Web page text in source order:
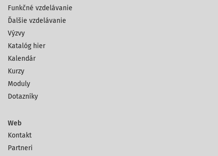
Funkčné vzdelávanie
Ďalšie vzdelávanie
Výzvy
Katalóg hier
Kalendár
Kurzy
Moduly
Dotazníky
Web
Kontakt
Partneri